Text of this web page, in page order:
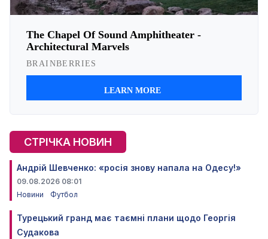
СТРІЧКА НОВИН
Андрій Шевченко: «росія знову напала на Одесу!»
09.08.2026 08:01
Новини
Футбол
Турецький гранд має таємні плани щодо Георгія
Судакова